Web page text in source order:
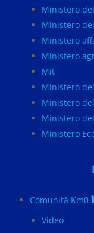
Ministero
Ministero
Ministero
Ministero
Mit
Ministero
Ministero
Ministero
Ministero
Comunità Km0
Video